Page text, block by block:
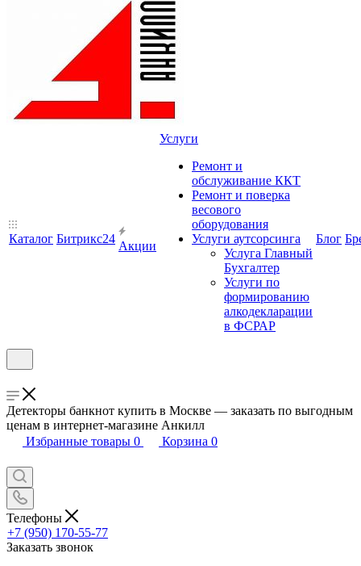
Каталог Битрикс24
Акции
Услуги
Ремонт и
обслуживание ККТ
Ремонт и поверка
весового
оборудования
Услуги аутсорсинга
Услуга Главный
Бухгалтер
Услуги по
формированию
алкодекларации
в ФСРАР
Блог
Детекторы банкнот купить в Москве — заказать по выгодным
ценам в интернет-магазине Анкилл
Избранные товары 0 Корзина 0
Телефоны
+7 (950) 170-55-77
Заказать звонок